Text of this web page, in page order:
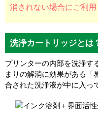
消されない場合にご利
洗浄カートリッジとは
プリンターの内部を洗浄す
まりの解消に効果がある「
合された洗浄液が中に入っ